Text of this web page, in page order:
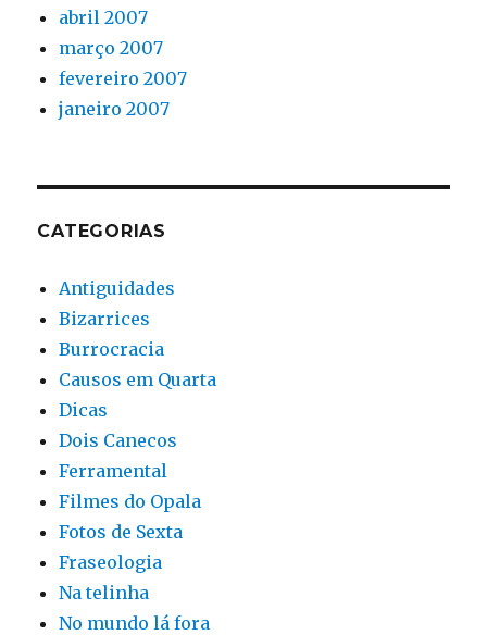
abril 2007
março 2007
fevereiro 2007
janeiro 2007
CATEGORIAS
Antiguidades
Bizarrices
Burrocracia
Causos em Quarta
Dicas
Dois Canecos
Ferramental
Filmes do Opala
Fotos de Sexta
Fraseologia
Na telinha
No mundo lá fora